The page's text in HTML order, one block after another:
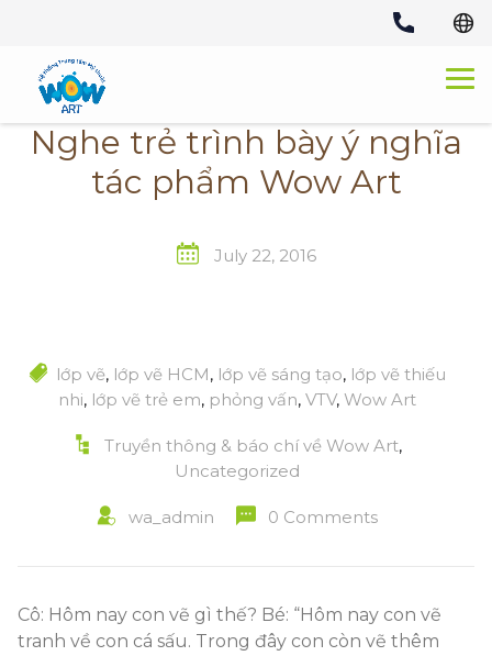
content
Nghe trẻ trình bày ý nghĩa
tác phẩm Wow Art
July 22, 2016
lớp vẽ, lớp vẽ HCM, lớp vẽ sáng tạo, lớp vẽ thiếu
nhi, lớp vẽ trẻ em, phỏng vấn, VTV, Wow Art
Truyền thông & báo chí về Wow Art,
Uncategorized
wa_admin 0 Comments
Cô: Hôm nay con vẽ gì thế? Bé: “Hôm nay con vẽ
tranh về con cá sấu. Trong đây con còn vẽ thêm